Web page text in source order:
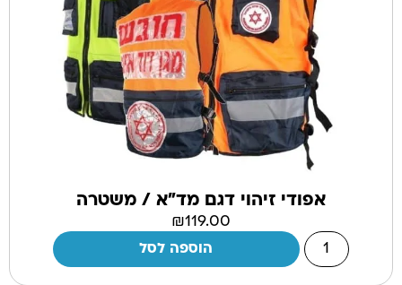
אפודי זיהוי דגם מד"א / משטרה
₪119.00
הוספה לסל